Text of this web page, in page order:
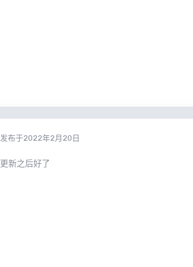
发布于2022年2月20日
更新之后好了